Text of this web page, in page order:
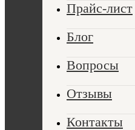
Прайс-лист
Блог
Вопросы
Отзывы
Контакты